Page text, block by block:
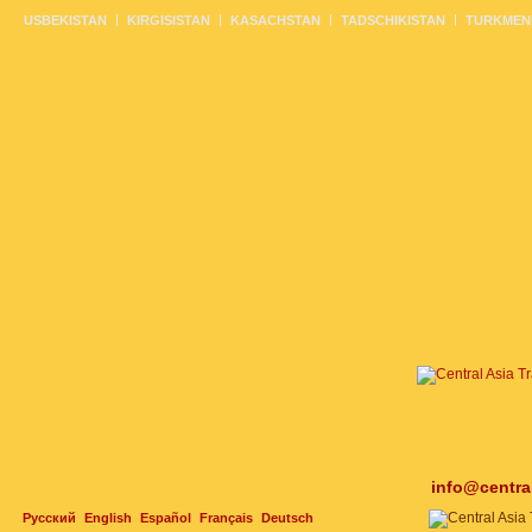
Русский English Español Français Deutsch
USBEKISTAN KIRGISISTAN KASACHSTAN TADSCHIKISTAN